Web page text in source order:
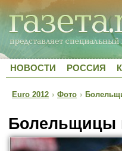
НОВОСТИ РОССИЯ
Euro 2012 › Фото ›
Болельщицы